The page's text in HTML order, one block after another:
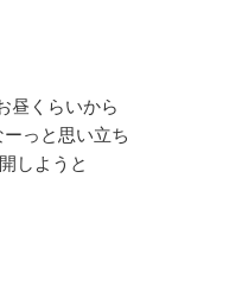
昼くらいから
っと思い立ち
しようと